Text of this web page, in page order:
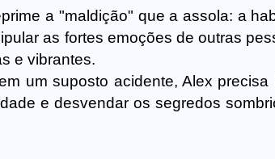
a "maldição" que a assola: a
as fortes emoções de outras
e vibrantes.
um suposto acidente, Alex
e desvendar os segredos